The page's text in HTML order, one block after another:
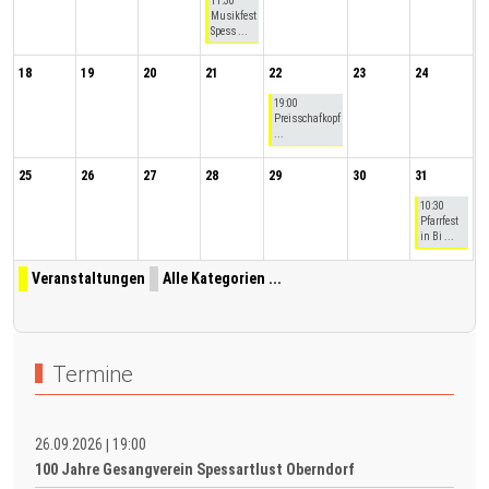
Musikfest
Spess ...
18 19 20 21 22
19:00
Preisschafkopf
23 24
25 26 27 28 29 30 31
10:30
Pfarrfest
in Bi ...
Veranstaltungen Alle Kategorien ...
Termine
26.09.2026
19:00
100 Jahre Gesangverein Spessartlust Oberndorf